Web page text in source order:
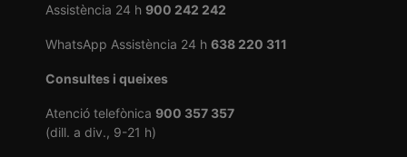
Assistència 24 h 900 242 242
WhatsApp Assistència 24 h 638 220 311
Consultes i queixes
Atenció telefònica 900 357 357
(dill. a div., 9-21 h)